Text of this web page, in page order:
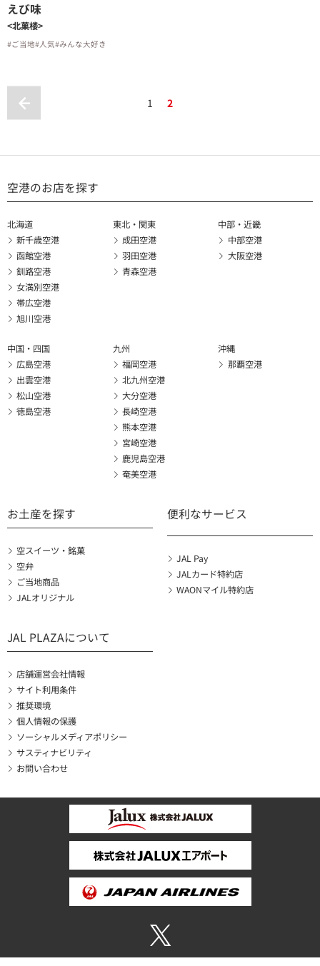
えび味
<北菓楼>
#ご当地#人気#みんな大好き
1 2
空港のお店を探す
北海道
新千歳空港
函館空港
釧路空港
女満別空港
帯広空港
旭川空港
東北・関東
成田空港
羽田空港
青森空港
中部・近畿
中部空港
大阪空港
中国・四国
広島空港
出雲空港
松山空港
徳島空港
九州
福岡空港
北九州空港
大分空港
長崎空港
熊本空港
宮崎空港
鹿児島空港
奄美空港
沖縄
那覇空港
お土産を探す
空スイーツ・銘菓
空弁
ご当地商品
JALオリジナル
便利なサービス
JAL Pay
JALカード特約店
WAONマイル特約店
JAL PLAZAについて
店舗運営会社情報
サイト利用条件
推奨環境
個人情報の保護
ソーシャルメディアポリシー
サスティナビリティ
お問い合わせ